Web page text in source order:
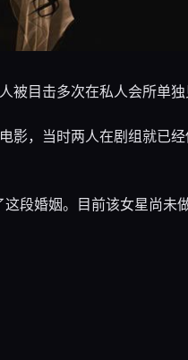
目击多次在私人会所单
影，当时两人在剧组就已
段婚姻。目前该女星尚未